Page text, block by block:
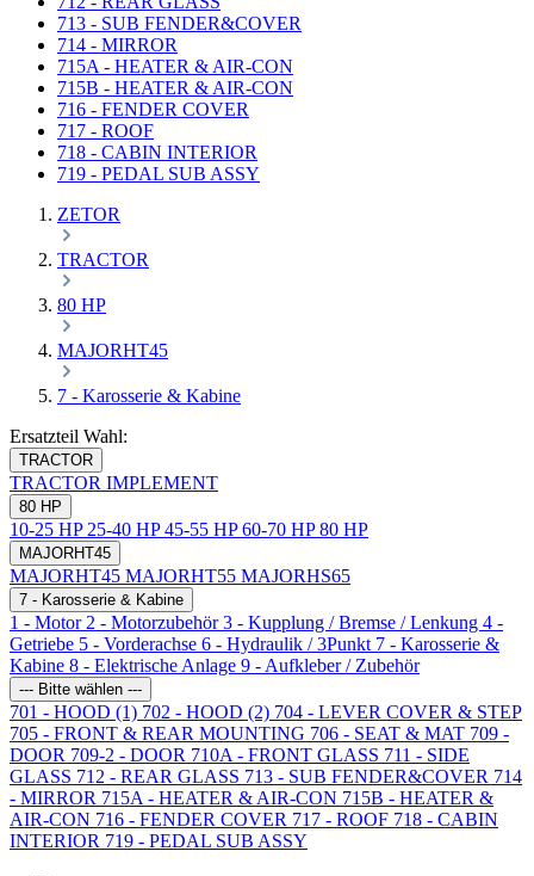
713 - SUB FENDER&COVER
714 - MIRROR
715A - HEATER & AIR-CON
715B - HEATER & AIR-CON
716 - FENDER COVER
717 - ROOF
718 - CABIN INTERIOR
719 - PEDAL SUB ASSY
ZETOR
TRACTOR
80 HP
MAJORHT45
7 - Karosserie & Kabine
Ersatzteil Wahl:
TRACTOR
TRACTOR IMPLEMENT
80 HP
10-25 HP 25-40 HP45-55 HP60-70 HP80 HP
MAJORHT45
MAJORHT45 MAJORHT55 MAJORHS65
7 - Karosserie & Kabine
1 - Motor 2 - Motorzubehör3 - Kupplung / Bremse / Lenkung 4 -
Getriebe 5 - Vorderachse 6 - Hydraulik / 3Punkt 7 - Karosserie &
Kabine 8 - Elektrische Anlage 9 - Aufkleber / Zubehör
--- Bitte wählen ---
701 - HOOD (1) 702 - HOOD (2) 704 - LEVER COVER & STEP
705 - FRONT & REAR MOUNTING 706 - SEAT & MAT 709 -
DOOR 709-2 - DOOR 710A - FRONT GLASS 711 - SIDE
GLASS 712 - REAR GLASS 713 - SUB FENDER&COVER 714
- MIRROR 715A - HEATER & AIR-CON 715B - HEATER &
AIR-CON 716 - FENDER COVER 717 - ROOF 718 - CABIN
INTERIOR 719 - PEDAL SUB ASSY